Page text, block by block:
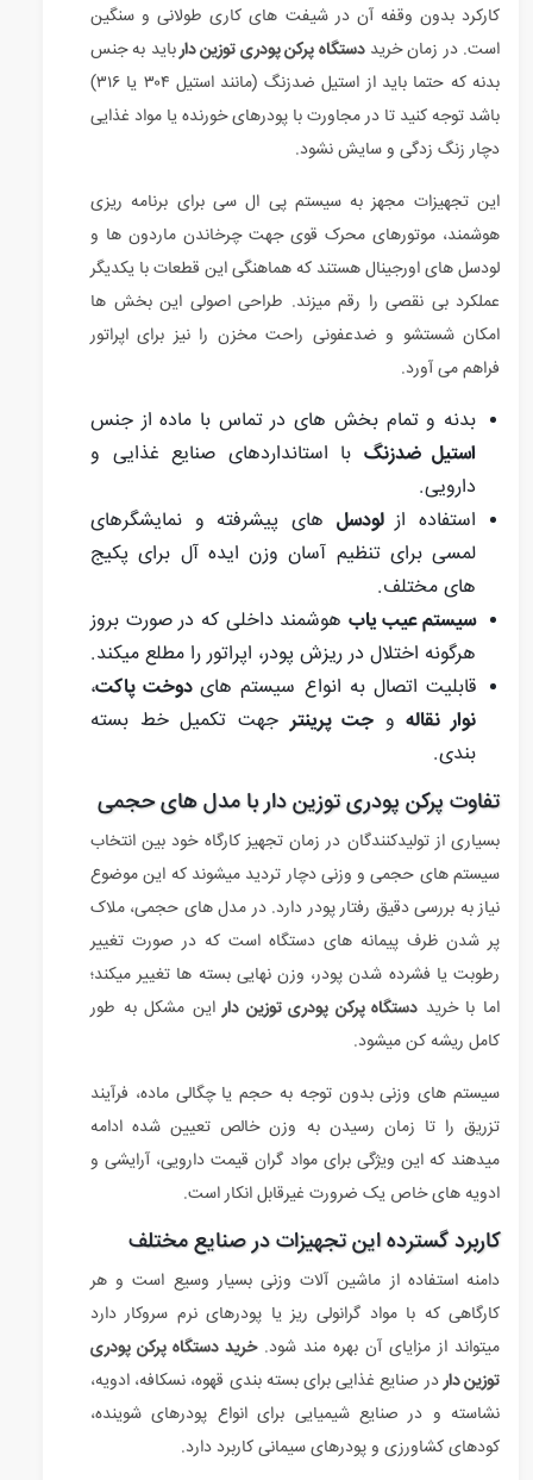
کارکرد بدون وقفه آن در شیفت های کاری طولانی و سنگین
است. در زمان خریددستگاه پرکن پودری توزین دارباید به جنس
بدنه که حتما باید از استیل ضدزنگ (مانند استیل ۳۰۴ یا ۳۱۶)
باشد توجه کنید تا در مجاورت با پودرهای خورنده یا مواد غذایی
دچار زنگ زدگی و سایش نشود.
این تجهیزات مجهز به سیستم پی ال سی برای برنامه ریزی
هوشمند، موتورهای محرک قوی جهت چرخاندن ماردون ها و
لودسل های اورجینال هستند که هماهنگی این قطعات با یکدیگر
عملکرد بی نقصی را رقم میزند. طراحی اصولی این بخش ها
امکان شستشو و ضدعفونی راحت مخزن را نیز برای اپراتور
فراهم می آورد.
بدنه و تمام بخش های در تماس با ماده از جنس
استیل ضدزنگ با استانداردهای صنایع غذایی و
دارویی.
استفاده ازلودسل های پیشرفته و نمایشگرهای
لمسی برای تنظیم آسان وزن ایده آل برای پکیج
های مختلف.
سیستم عیب یاب هوشمند داخلی که در صورت بروز
هرگونه اختلال در ریزش پودر، اپراتور را مطلع میکند.
قابلیت اتصال به انواع سیستم هایدوخت پاکت،
نوار نقالهو جت پرینترجهت تکمیل خط بسته
بندی.
تفاوت پرکن پودری توزین دار با مدل های حجمی
بسیاری از تولیدکنندگان در زمان تجهیز کارگاه خود بین انتخاب
سیستم های حجمی و وزنی دچار تردید میشوند که این موضوع
نیاز به بررسی دقیق رفتار پودر دارد. در مدل های حجمی، ملاک
پر شدن ظرف پیمانه های دستگاه است که در صورت تغییر
رطوبت یا فشرده شدن پودر، وزن نهایی بسته ها تغییر میکند؛
اما با خرید دستگاه پرکن پودری توزین داراین مشکل به طور
کامل ریشه کن میشود.
سیستم های وزنی بدون توجه به حجم یا چگالی ماده، فرآیند
تزریق را تا زمان رسیدن به وزن خالص تعیین شده ادامه
میدهند که این ویژگی برای مواد گران قیمت دارویی، آرایشی و
ادویه های خاص یک ضرورت غیرقابل انکار است.
کاربرد گسترده این تجهیزات در صنایع مختلف
دامنه استفاده از ماشین آلات وزنی بسیار وسیع است و هر
کارگاهی که با مواد گرانولی ریز یا پودرهای نرم سروکار دارد
میتواند از مزایای آن بهره مند شود.خرید دستگاه پرکن پودری
توزین داردر صنایع غذایی برای بسته بندی قهوه، نسکافه، ادویه،
نشاسته و در صنایع شیمیایی برای انواع پودرهای شوینده،
کودهای کشاورزی و پودرهای سیمانی کاربرد دارد.